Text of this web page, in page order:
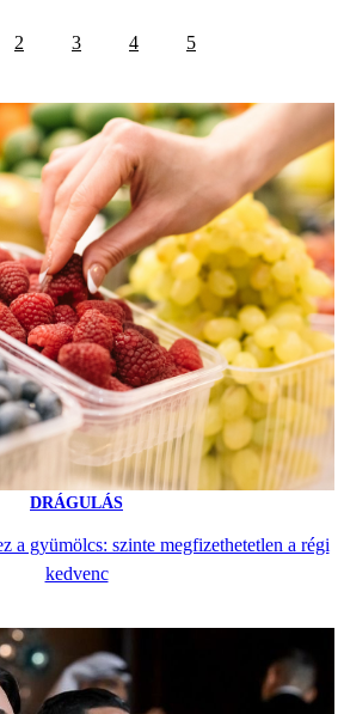
2 3 4 5
DRÁGULÁS
a gyümölcs: szinte megfizethetetlen a régi
kedvenc